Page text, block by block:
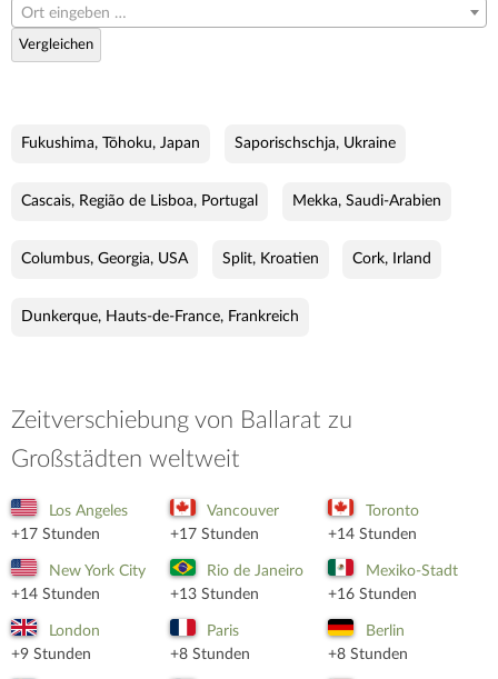
Ort eingeben …
Vergleichen
Fukushima, Tōhoku, Japan Saporischschja, Ukraine
Cascais, Região de Lisboa, Portugal Mekka, Saudi-Arabien
Columbus, Georgia, USA Split, Kroatien Cork, Irland
Dunkerque, Hauts-de-France, Frankreich
Zeitverschiebung von Ballarat zu
Großstädten weltweit
Los Angeles
+17 Stunden
Vancouver
+17 Stunden
Toronto
+14 Stunden
New York City
+14 Stunden
Rio de Janeiro
+13 Stunden
Mexiko-Stadt
+16 Stunden
London
+9 Stunden
Paris
+8 Stunden
Berlin
+8 Stunden